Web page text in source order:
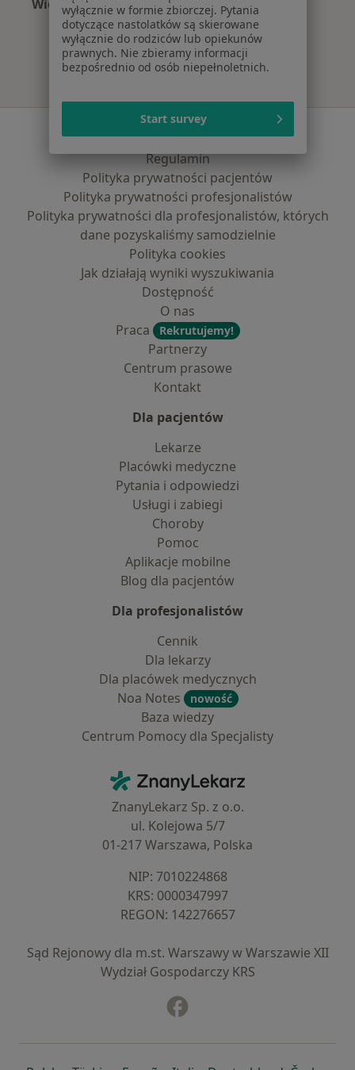
Więcej (15)
Więcej w kategorii: Najczęście leczone
Serwis
Regulamin
Polityka prywatności pacjentów
Polityka prywatności profesjonalistów
Polityka prywatności dla profesjonalistów, których
dane pozyskaliśmy samodzielnie
Polityka cookies
Jak działają wyniki wyszukiwania
Dostępność
O nas
Praca
Rekrutujemy!
Partnerzy
Centrum prasowe
Kontakt
Dla pacjentów
Lekarze
Placówki medyczne
Pytania i odpowiedzi
Usługi i zabiegi
Choroby
Pomoc
Aplikacje mobilne
Blog dla pacjentów
Dla profesjonalistów
Cennik
Dla lekarzy
Dla placówek medycznych
Noa Notes
nowość
Baza wiedzy
Centrum Pomocy dla Specjalisty
ZnanyLekarz - Strona główna
ZnanyLekarz Sp. z o.o.
ul. Kolejowa 5/7
01-217 Warszawa, Polska
NIP: ⁠7010224868
KRS: ⁠0000347997
REGON: ⁠142276657
Sąd Rejonowy dla m.st. Warszawy w Warszawie XII
Wydział Gospodarczy KRS
wyłącznie w formie zbiorczej. Pytania
dotyczące nastolatków są skierowane
wyłącznie do rodziców lub opiekunów
prawnych. Nie zbieramy informacji
bezpośrednio od osób niepełnoletnich.
Start survey